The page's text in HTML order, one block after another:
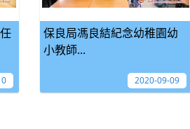
保良局馮良結紀念幼稚園幼
小教師...
2020-09-09